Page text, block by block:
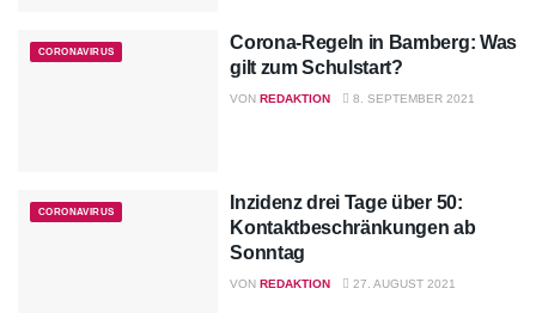
CORONAVIRUS
Corona-Regeln in Bamberg: Was
gilt zum Schulstart?
VON REDAKTION 8. SEPTEMBER 2021
CORONAVIRUS
Inzidenz drei Tage über 50:
Kontaktbeschränkungen ab
Sonntag
VON REDAKTION 27. AUGUST 2021